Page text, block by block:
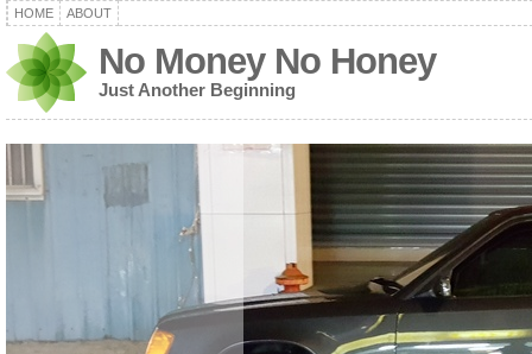
HOME ABOUT
No Money No Honey
Just Another Beginning